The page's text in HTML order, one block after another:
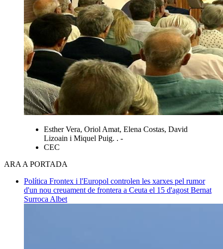
Esther Vera, Oriol Amat, Elena Costas, David
Lizoain i Miquel Puig. . -
CEC
ARA A PORTADA
Política Frontex i l'Europol controlen les xarxes pel rumor
d'un nou creuament de frontera a Ceuta el 15 d'agost Bernat
Surroca Albet